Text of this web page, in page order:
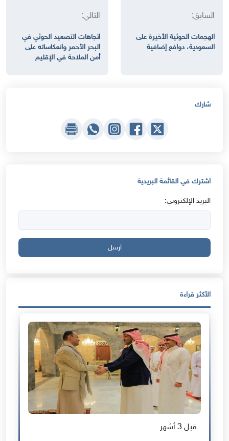
السابق:
الهجمات الحوثية الأخيرة على
السعودية، دوافع إضافية
التالي:
اتجاهات التصعيد الحوثي في
البحر الأحمر وانعكاساته على
أمن الملاحة في الإقليم
شارك
اشترك في القائمة البريدية
البريد الإلكتروني:
ارسل
الأكثر قراءة
قبل 3 أشهر